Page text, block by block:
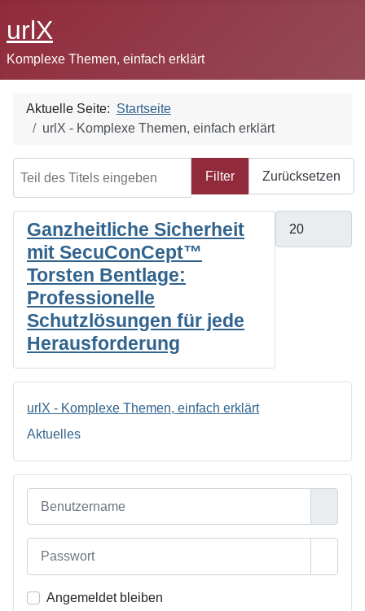
urlX
Komplexe Themen, einfach erklärt
Aktuelle Seite: Startseite
urlX - Komplexe Themen, einfach erklärt
Filter Zurücksetzen
Ganzheitliche Sicherheit
mit SecuConCept™
Torsten Bentlage:
Professionelle
Schutzlösungen für jede
Herausforderung
urlX - Komplexe Themen, einfach erklärt
Aktuelles
Angemeldet bleiben